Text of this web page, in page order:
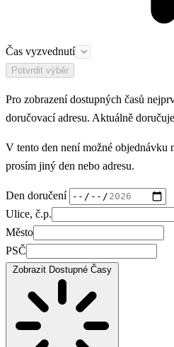
Čas vyzvednutí
Potvrdit výběr
Pro zobrazení dostupných časů
doručovací adresu. Aktuálně
V tento den není možné objednávku
prosím jiný den nebo adresu.
Den doručení
Ulice, č.p.
Město
PSČ
Zobrazit Dostupné Časy